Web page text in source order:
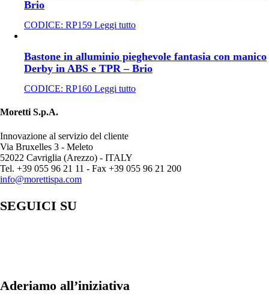
Brio
CODICE: RP159 Leggi tutto
Bastone in alluminio pieghevole fantasia con manico
Derby in ABS e TPR – Brio
CODICE: RP160 Leggi tutto
Moretti S.p.A.
Innovazione al servizio del cliente
Via Bruxelles 3 - Meleto
52022 Cavriglia (Arezzo) - ITALY
Tel. +39 055 96 21 11 - Fax +39 055 96 21 200
info@morettispa.com
SEGUICI SU
Aderiamo all’iniziativa